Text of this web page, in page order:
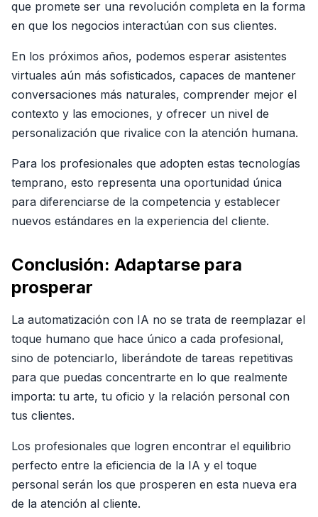
que promete ser una revolución completa en la forma
en que los negocios interactúan con sus clientes.
En los próximos años, podemos esperar asistentes
virtuales aún más sofisticados, capaces de mantener
conversaciones más naturales, comprender mejor el
contexto y las emociones, y ofrecer un nivel de
personalización que rivalice con la atención humana.
Para los profesionales que adopten estas tecnologías
temprano, esto representa una oportunidad única
para diferenciarse de la competencia y establecer
nuevos estándares en la experiencia del cliente.
Conclusión: Adaptarse para
prosperar
La automatización con IA no se trata de reemplazar el
toque humano que hace único a cada profesional,
sino de potenciarlo, liberándote de tareas repetitivas
para que puedas concentrarte en lo que realmente
importa: tu arte, tu oficio y la relación personal con
tus clientes.
Los profesionales que logren encontrar el equilibrio
perfecto entre la eficiencia de la IA y el toque
personal serán los que prosperen en esta nueva era
de la atención al cliente.